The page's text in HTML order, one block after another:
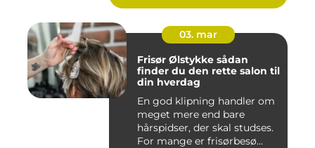
03. mar
Frisør Ølstykke sådan
finder du den rette salon til
din hverdag
En god klipning handler om
meget mere end bare
hårspidser, der skal studses.
For mange er frisørbesø...